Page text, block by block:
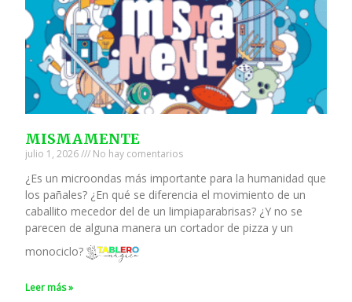
MISMAMENTE
julio 1, 2026 No hay comentarios
¿Es un microondas más importante para la humanidad que
los pañales? ¿En qué se diferencia el movimiento de un
caballito mecedor del de un limpiaparabrisas? ¿Y no se
parecen de alguna manera un cortador de pizza y un
monociclo?
Leer más »